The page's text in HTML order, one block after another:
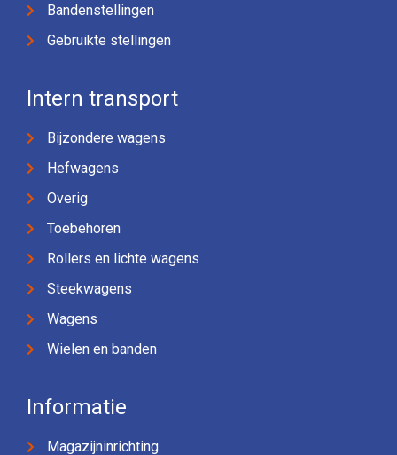
Bandenstellingen
Gebruikte stellingen
Intern transport
Bijzondere wagens
Hefwagens
Overig
Toebehoren
Rollers en lichte wagens
Steekwagens
Wagens
Wielen en banden
Informatie
Magazijninrichting